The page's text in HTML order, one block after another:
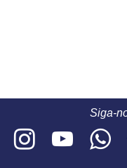
Siga-